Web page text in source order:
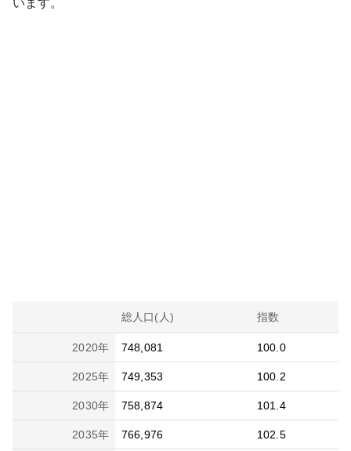
います。
総人口(人) 指数
2020年 748,081 100.0
2025年 749,353 100.2
2030年 758,874 101.4
2035年 766,976 102.5